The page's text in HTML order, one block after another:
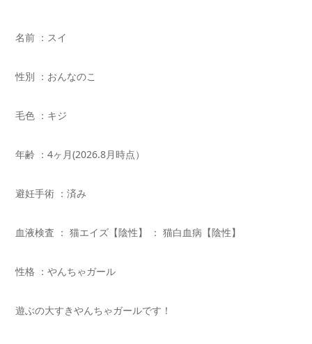
名前 ：スイ
性別 ：おんなのこ
毛色 ：キジ
年齢 ：4ヶ月(2026.8月時点）
避妊手術 ：済み
血液検査 ： 猫エイズ【陰性】 ： 猫白血病【陰性】
性格 ：やんちゃガール
遊ぶの大すきやんちゃガールです！